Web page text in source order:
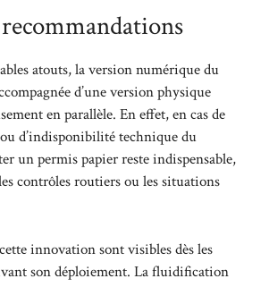
atouts, la version numérique du
d’une version physique
en parallèle. En effet, en cas de
d’indisponibilité technique du
un permis papier reste indispensable,
contrôles routiers ou les situations
innovation sont visibles dès les
son déploiement. La fluidification